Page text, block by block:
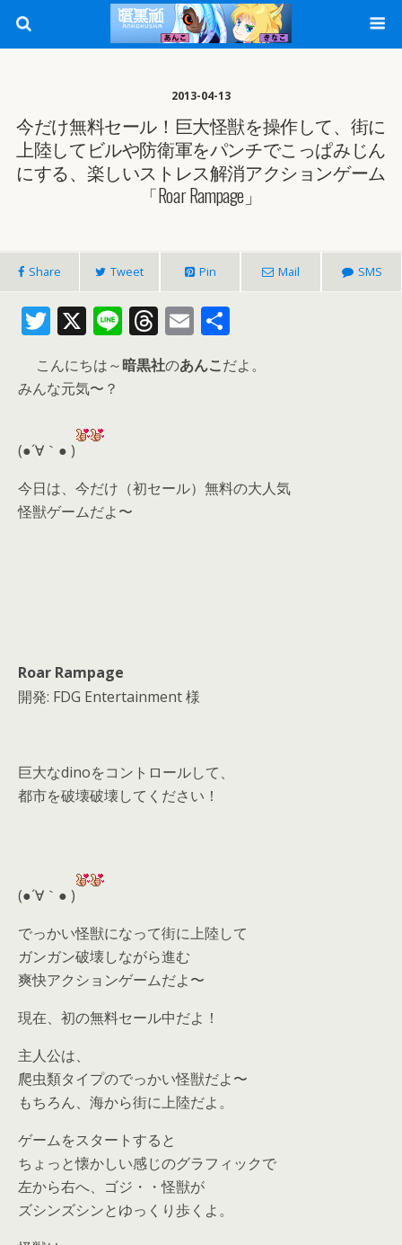
2013-04-13
今だけ無料セール！巨大怪獣を操作して、街に
上陸してビルや防衛軍をパンチでこっぱみじん
にする、楽しいストレス解消アクションゲーム
「Roar Rampage」
Share Tweet Pin Mail SMS
T
w
itt
er
X Li
n
e
T
h
re
E
m
ai
有
こんにちは～暗黒社のあんこだよ。
みんな元気〜？
(●´∀｀● )
今日は、今だけ（初セール）無料の大人気
怪獣ゲームだよ〜
Roar Rampage
開発: FDG Entertainment 様
巨大なdinoをコントロールして、
都市を破壊破壊してください！
(●´∀｀● )
でっかい怪獣になって街に上陸して
ガンガン破壊しながら進む
爽快アクションゲームだよ〜
現在、初の無料セール中だよ！
主人公は、
爬虫類タイプのでっかい怪獣だよ〜
もちろん、海から街に上陸だよ。
ゲームをスタートすると
ちょっと懐かしい感じのグラフィックで
左から右へ、ゴジ・・怪獣が
ズシンズシンとゆっくり歩くよ。